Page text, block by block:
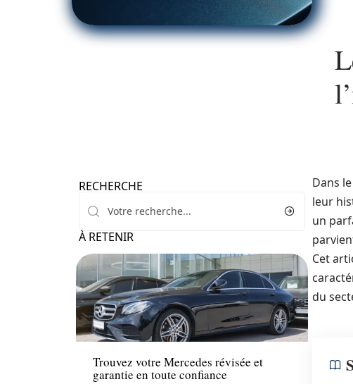
RECHERCHE
À RETENIR
Voiture
Trouvez votre Mercedes révisée et
garantie en toute confiance
Dans
leur
un
Cet
du